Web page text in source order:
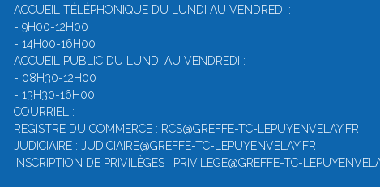
ACCUEIL TÉLÉPHONIQUE DU LUNDI AU VENDREDI :
- 9H00-12H00
- 14H00-16H00
ACCUEIL PUBLIC DU LUNDI AU VENDREDI :
- 08H30-12H00
- 13H30-16H00
COURRIEL :
REGISTRE DU COMMERCE : RCS@GREFFE-TC-LEPUYENVELAY.FR
JUDICIAIRE : JUDICIAIRE@GREFFE-TC-LEPUYENVELAY.FR
INSCRIPTION DE PRIVILÈGES : PRIVILEGE@GREFFE-TC-